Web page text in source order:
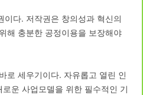
이다. 저작권은 창의성과 혁신의
해 충분한 공정이용을 보장해야
로 세우기이다. 자유롭고 열린 인
운 사업모델을 위한 필수적인 기